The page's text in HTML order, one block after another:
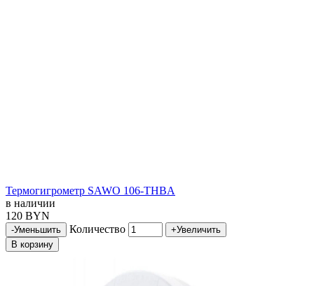
Термогигрометр SAWO 106-THBA
в наличии
120 BYN
-Уменьшить Количество +Увеличить
В корзину